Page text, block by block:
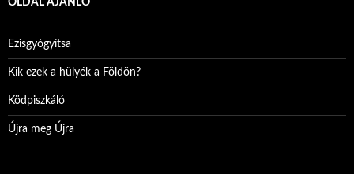
OLDAL AJÁNLÓ
Ezisgyógyítsa
Kik ezek a hülyék a Földön?
Ködpiszkáló
Újra meg Újra